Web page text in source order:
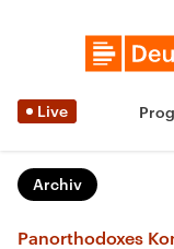
Live
Archiv
Panorthodoxes